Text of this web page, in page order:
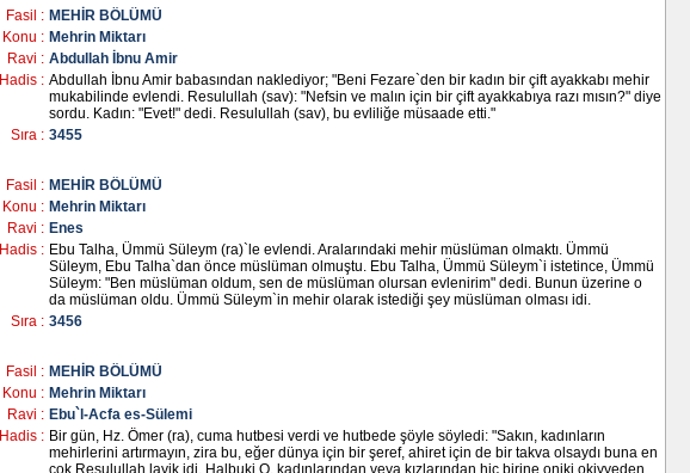
Fasil : MEHİR BÖLÜMÜ
Konu : Mehrin Miktarı
Ravi : Abdullah İbnu Amir
Hadis : Abdullah İbnu Amir babasından naklediyor; "Beni Fezare`den bir kadın bir çift ayakkabı mehir
mukabilinde evlendi. Resulullah (sav): "Nefsin ve malın için bir çift ayakkabıya razı mısın?" diye
sordu. Kadın: "Evet!" dedi. Resulullah (sav), bu evliliğe müsaade etti."
Sıra : 3455
Fasil : MEHİR BÖLÜMÜ
Konu : Mehrin Miktarı
Ravi : Enes
Hadis : Ebu Talha, Ümmü Süleym (ra)`le evlendi. Aralarındaki mehir müslüman olmaktı. Ümmü
Süleym, Ebu Talha`dan önce müslüman olmuştu. Ebu Talha, Ümmü Süleym`i istetince, Ümmü
Süleym: "Ben müslüman oldum, sen de müslüman olursan evlenirim" dedi. Bunun üzerine o
da müslüman oldu. Ümmü Süleym`in mehir olarak istediği şey müslüman olması idi.
Sıra : 3456
Fasil : MEHİR BÖLÜMÜ
Konu : Mehrin Miktarı
Ravi : Ebu`l-Acfa es-Sülemi
Hadis : Bir gün, Hz. Ömer (ra), cuma hutbesi verdi ve hutbede şöyle söyledi: "Sakın, kadınların
mehirlerini artırmayın, zira bu, eğer dünya için bir şeref, ahiret için de bir takva olsaydı buna en
çok Resulullah layik idi. Halbuki O, kadınlarından veya kızlarından hiç birine oniki okiyyeden